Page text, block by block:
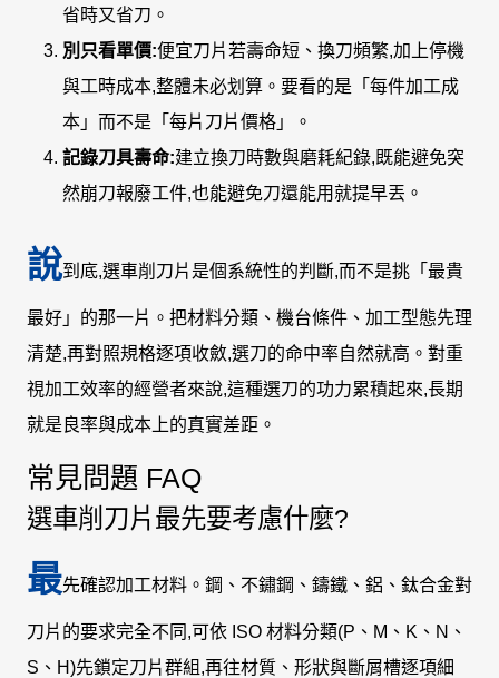
省時又省刀。
別只看單價:便宜刀片若壽命短、換刀頻繁,加上停機
與工時成本,整體未必划算。要看的是「每件加工成
本」而不是「每片刀片價格」。
記錄刀具壽命:建立換刀時數與磨耗紀錄,既能避免突
然崩刀報廢工件,也能避免刀還能用就提早丟。
說到底,選車削刀片是個系統性的判斷,而不是挑「最貴
最好」的那一片。把材料分類、機台條件、加工型態先理
清楚,再對照規格逐項收斂,選刀的命中率自然就高。對重
視加工效率的經營者來說,這種選刀的功力累積起來,長期
就是良率與成本上的真實差距。
常見問題 FAQ
選車削刀片最先要考慮什麼?
最先確認加工材料。鋼、不鏽鋼、鑄鐵、鋁、鈦合金對
刀片的要求完全不同,可依 ISO 材料分類(P、M、K、N、
S、H)先鎖定刀片群組,再往材質、形狀與斷屑槽逐項細